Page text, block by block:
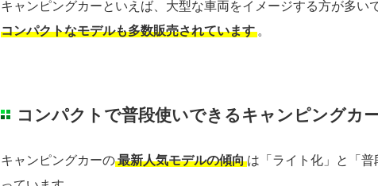
キャンピングカーといえば、大型な車両をイメージする方が多い
コンパクトなモデルも多数販売されています 。
コンパクトで普段使いできるキャンピングカ
キャンピングカーの最新人気モデルの傾向 は「ライト化」と「